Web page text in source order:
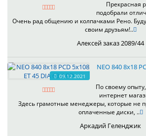
Прекрасная
подобрали
Очень рад общению и колпачками Рено.
своим друзьям!..
Алексей заказ 2089/44
09.12.2021
NEO 840 8x18
По своему
интернет
Здесь грамотные менеджеры, которые не
оплаченные диски, ..
Аркадий Геленджик